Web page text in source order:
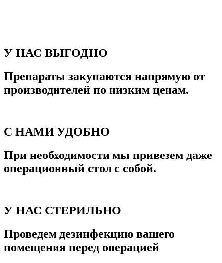
У НАС ВЫГОДНО
Препараты закупаются напрямую от
производителей по низким ценам.
С НАМИ УДОБНО
При необходимости мы привезем даже
операционный стол с собой.
У НАС СТЕРИЛЬНО
Проведем дезинфекцию вашего
помещения перед операцией